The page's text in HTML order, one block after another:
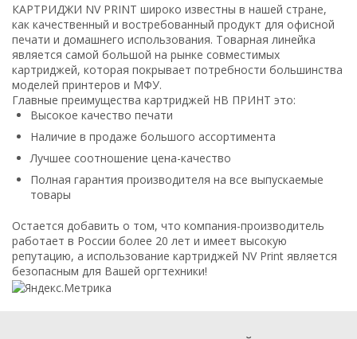
КАРТРИДЖИ NV PRINT широко известны в нашей стране,
как качественный и востребованный продукт для офисной
печати и домашнего использования. Товарная линейка
является самой большой на рынке совместимых
картриджей, которая покрывает потребности большинства
моделей принтеров и МФУ.
Главные преимущества картриджей НВ ПРИНТ это:
Высокое качество печати
Наличие в продаже большого ассортимента
Лучшее соотношение цена-качество
Полная гарантия производителя на все выпускаемые
товары
Остается добавить о том, что компания-производитель
работает в России более 20 лет и имеет высокую
репутацию, а использование картриджей NV Print является
безопасным для Вашей оргтехники!